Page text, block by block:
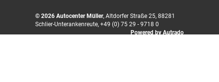
© 2026 Autocenter Müller, Altdorfer Straße 25, 88281
Schlier-Unterankenreute, +49 (0) 75 29 - 9718 0
Powered by Autrado